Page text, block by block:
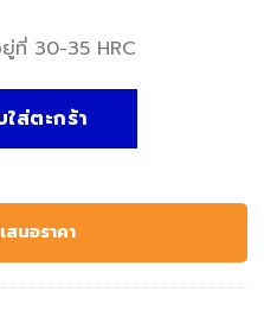
ที่ 30-35 HRC
ส่ตะกร้า
สนอราคา